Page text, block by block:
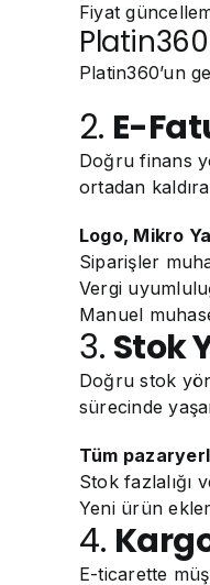
Fiyat
Platin360’un
2. E-
Doğru finans
ortadan
Logo, Mikro
Siparişler
Vergi
Manuel
3. Stok
Doğru stok
sürecinde
Tüm
Stok fazlalığı
Yeni ürün
4.
E-ticarette